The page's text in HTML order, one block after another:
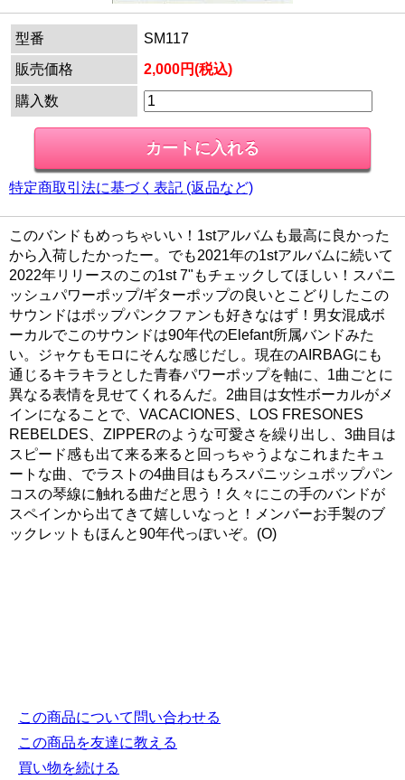
型番
SM117
販売価格
2,000円(税込)
購入数
特定商取引法に基づく表記 (返品など)
このバンドもめっちゃいい！1stアルバムも最高に良かった
から入荷したかったー。でも2021年の1stアルバムに続いて
2022年リリースのこの1st 7"もチェックしてほしい！スパニ
ッシュパワーポップ/ギターポップの良いとこどりしたこの
サウンドはポップパンクファンも好きなはず！男女混成ボ
ーカルでこのサウンドは90年代のElefant所属バンドみた
い。ジャケもモロにそんな感じだし。現在のAIRBAGにも
通じるキラキラとした青春パワーポップを軸に、1曲ごとに
異なる表情を見せてくれるんだ。2曲目は女性ボーカルがメ
インになることで、VACACIONES、LOS FRESONES
REBELDES、ZIPPERのような可愛さを繰り出し、3曲目は
スピード感も出て来る来ると回っちゃうよなこれまたキュ
ートな曲、でラストの4曲目はもろスパニッシュポップパン
コスの琴線に触れる曲だと思う！久々にこの手のバンドが
スペインから出てきて嬉しいなっと！メンバーお手製のブ
ックレットもほんと90年代っぽいぞ。(O)
この商品について問い合わせる
この商品を友達に教える
買い物を続ける